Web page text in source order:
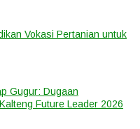
Vokasi Pertanian untuk
Gugur: Dugaan
Future Leader 2026